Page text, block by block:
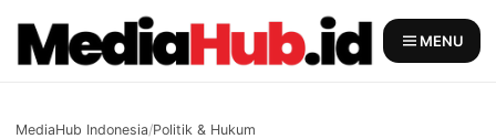
content
MENU
MediaHub Indonesia/Politik & Hukum